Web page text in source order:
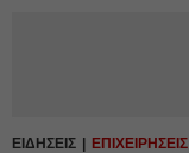
ΕΙΔΗΣΕΙΣ ΕΠΙΧΕΙΡΗΣΕΙΣ